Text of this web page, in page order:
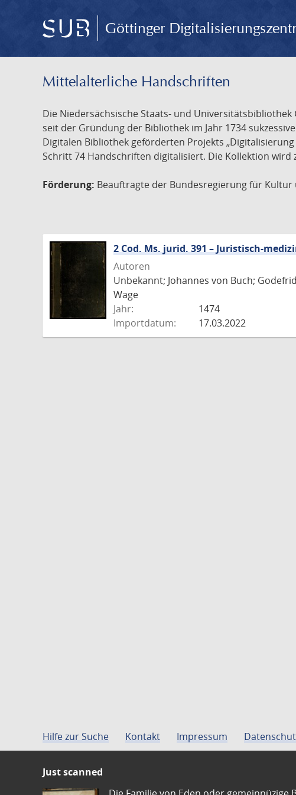
Göttinger
Mittelalterliche Handschriften
Die Niedersächsische Staats- und
seit der Gründung der Bibliothek im Jahr 1734
Digitalen Bibliothek geförderten Projekts
Schritt 74 Handschriften digitalisiert. Die Kollektion
Förderung: Beauftragte der Bundesregierung für
2 Cod. Ms. jurid. 391 – Juristisch-
Autoren
Unbekannt; Johannes von Buch;
Wage
Jahr:
1474
Importdatum:
17.03.2022
Hilfe zur Suche Kontakt Impressum
Just scanned